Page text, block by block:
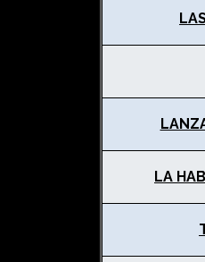
LA